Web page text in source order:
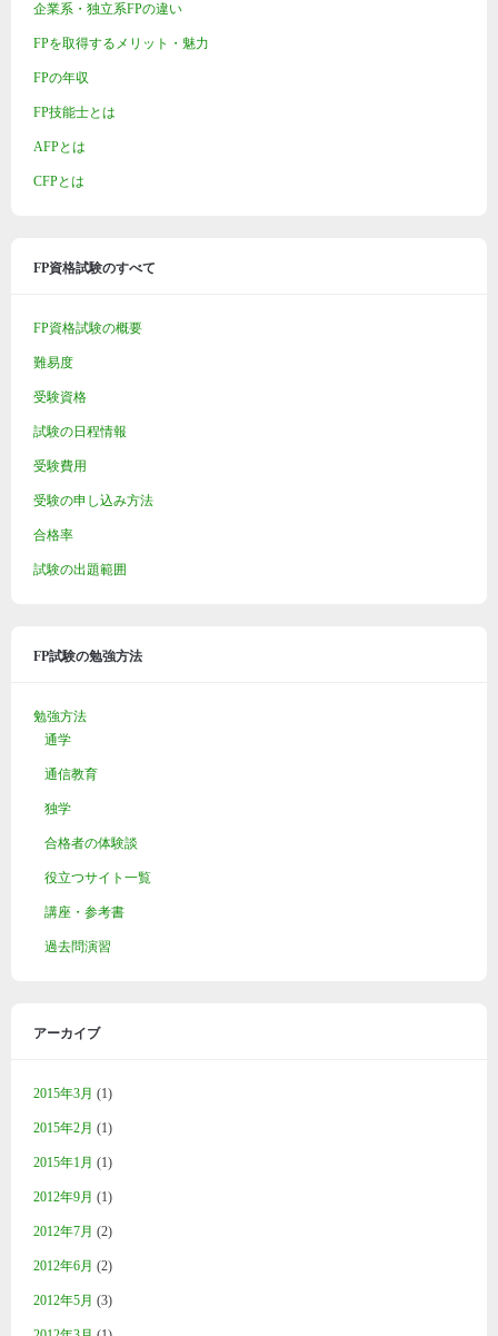
企業系・独立系FPの違い
FPを取得するメリット・魅力
FPの年収
FP技能士とは
AFPとは
CFPとは
FP資格試験のすべて
FP資格試験の概要
難易度
受験資格
試験の日程情報
受験費用
受験の申し込み方法
合格率
試験の出題範囲
FP試験の勉強方法
勉強方法
通学
通信教育
独学
合格者の体験談
役立つサイト一覧
講座・参考書
過去問演習
アーカイブ
2015年3月 (1)
2015年2月 (1)
2015年1月 (1)
2012年9月 (1)
2012年7月 (2)
2012年6月 (2)
2012年5月 (3)